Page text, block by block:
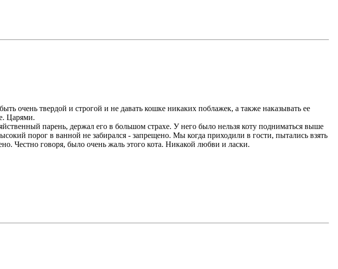
очень твердой и строгой и не давать кошке никаких поблажек, а также наказывать ее
Царями.
парень, держал его в большом страхе. У него было нельзя коту подниматься выше
порог в ванной не забирался - запрещено. Мы когда приходили в гости, пытались взять
Честно говоря, было очень жаль этого кота. Никакой любви и ласки.